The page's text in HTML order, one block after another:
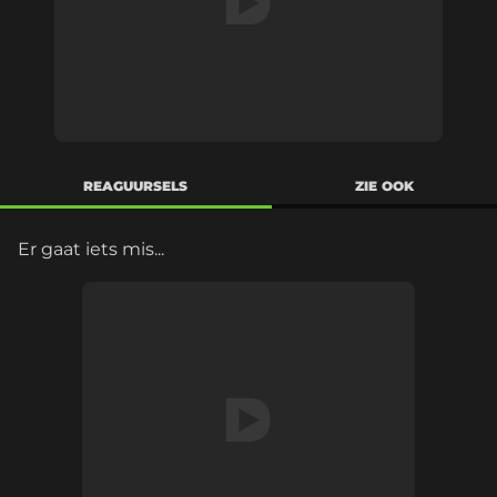
REAGUURSELS ZIE OOK
Er gaat iets mis...